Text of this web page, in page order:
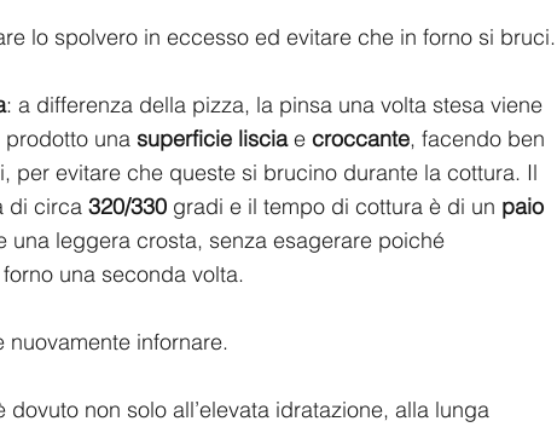
lo spolvero in eccesso ed evitare che in forno si bruci.
: a differenza della pizza, la pinsa una volta stesa viene
una superficie liscia e croccante, facendo ben
per evitare che queste si brucino durante la cottura. Il
di circa 320/330 gradi e il tempo di cottura è di un paio
una leggera crosta, senza esagerare poiché
una seconda volta.
infornare.
non solo all’elevata idratazione, alla lunga